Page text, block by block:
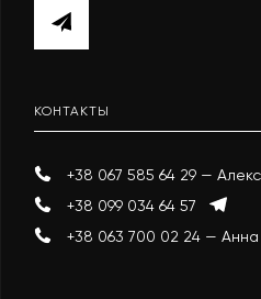
КОНТАКТЫ
+38 067 585 64 29 —
+38 099 034 64 57
+38 063 700 02 24 — Анна